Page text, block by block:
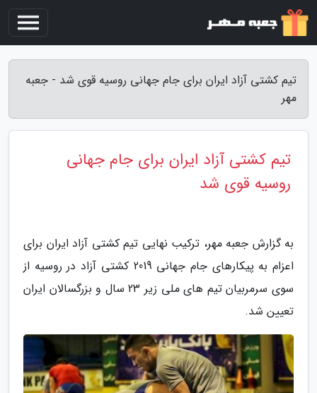
تیم کشتی آزاد ایران برای جام جهانی روسیه قوی شد - جعبه
مهر
تیم کشتی آزاد ایران برای جام جهانی
روسیه قوی شد
به گزارش جعبه مهر، ترکیب نهایی تیم کشتی آزاد ایران برای
اعزام به پیکارهای جام جهانی 2019 کشتی آزاد در روسیه از
سوی سرمربیان تیم های ملی زیر 23 سال و بزرگسالان ایران
تعیین شد.